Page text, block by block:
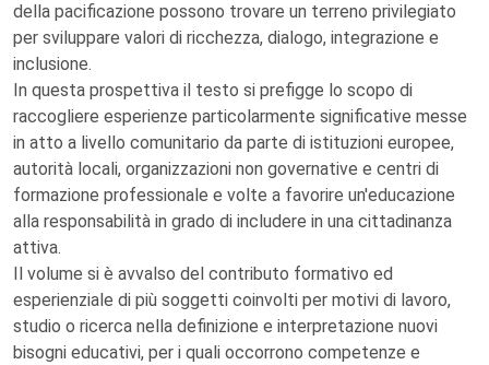
della pacificazione possono trovare un terreno privilegiato
per sviluppare valori di ricchezza, dialogo, integrazione e
inclusione.
In questa prospettiva il testo si prefigge lo scopo di
raccogliere esperienze particolarmente significative messe
in atto a livello comunitario da parte di istituzioni europee,
autorità locali, organizzazioni non governative e centri di
formazione professionale e volte a favorire un'educazione
alla responsabilità in grado di includere in una cittadinanza
attiva.
Il volume si è avvalso del contributo formativo ed
esperienziale di più soggetti coinvolti per motivi di lavoro,
studio o ricerca nella definizione e interpretazione nuovi
bisogni educativi, per i quali occorrono competenze e